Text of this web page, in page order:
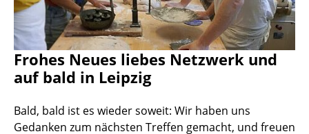
Frohes Neues liebes Netzwerk und
auf bald in Leipzig
Bald, bald ist es wieder soweit: Wir haben uns
Gedanken zum nächsten Treffen gemacht, und freuen